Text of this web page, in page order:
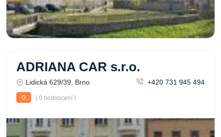
ADRIANA CAR s.r.o.
Lidická 629/39, Brno
+420 731 945 494
0
( 0 hodnocení )